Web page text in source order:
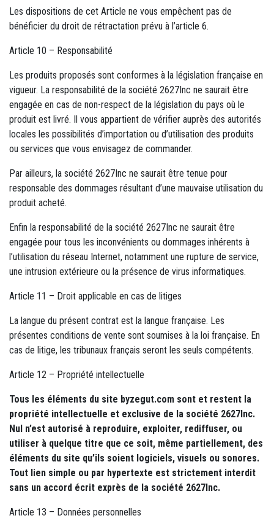
Les dispositions de cet Article ne vous empêchent pas de
bénéficier du droit de rétractation prévu à l’article 6.
Article 10 – Responsabilité
Les produits proposés sont conformes à la législation française en
vigueur. La responsabilité de la société 2627Inc ne saurait être
engagée en cas de non-respect de la législation du pays où le
produit est livré. Il vous appartient de vérifier auprès des autorités
locales les possibilités d’importation ou d’utilisation des produits
ou services que vous envisagez de commander.
Par ailleurs, la société 2627Inc ne saurait être tenue pour
responsable des dommages résultant d’une mauvaise utilisation du
produit acheté.
Enfin la responsabilité de la société 2627Inc ne saurait être
engagée pour tous les inconvénients ou dommages inhérents à
l’utilisation du réseau Internet, notamment une rupture de service,
une intrusion extérieure ou la présence de virus informatiques.
Article 11 – Droit applicable en cas de litiges
La langue du présent contrat est la langue française. Les
présentes conditions de vente sont soumises à la loi française. En
cas de litige, les tribunaux français seront les seuls compétents.
Article 12 – Propriété intellectuelle
Tous les éléments du site byzegut.com sont et restent la
propriété intellectuelle et exclusive de la société 2627Inc.
Nul n’est autorisé à reproduire, exploiter, rediffuser, ou
utiliser à quelque titre que ce soit, même partiellement, des
éléments du site qu’ils soient logiciels, visuels ou sonores.
Tout lien simple ou par hypertexte est strictement interdit
sans un accord écrit exprès de la société 2627Inc.
Article 13 – Données personnelles